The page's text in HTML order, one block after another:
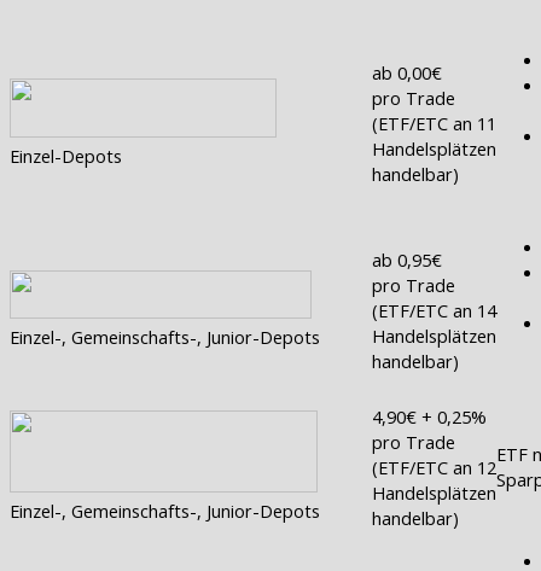
Einzel-Depots
ab 0,00€
pro Trade
(ETF/ETC an 11
Handelsplätzen
handelbar)
Einzel-, Gemeinschafts-, Junior-Depots
ab 0,95€
pro Trade
(ETF/ETC an 14
Handelsplätzen
handelbar)
Einzel-, Gemeinschafts-, Junior-Depots
4,90€ + 0,25%
pro Trade
(ETF/ETC an 12
Handelsplätzen
handelbar)
ETF